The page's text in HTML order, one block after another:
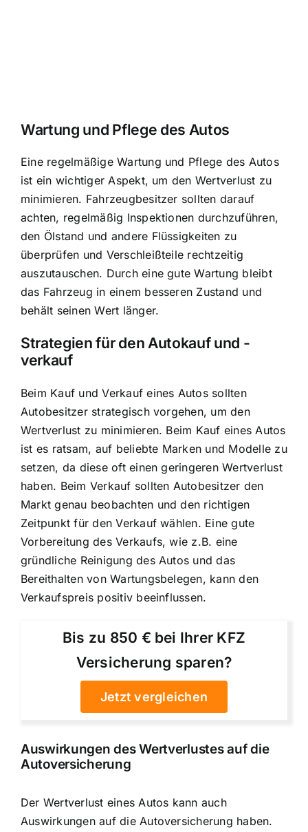
Wartung und Pflege des Autos
Eine regelmäßige Wartung und Pflege des Autos
ist ein wichtiger Aspekt, um den Wertverlust zu
minimieren. Fahrzeugbesitzer sollten darauf
achten, regelmäßig Inspektionen durchzuführen,
den Ölstand und andere Flüssigkeiten zu
überprüfen und Verschleißteile rechtzeitig
auszutauschen. Durch eine gute Wartung bleibt
das Fahrzeug in einem besseren Zustand und
behält seinen Wert länger.
Strategien für den Autokauf und -
verkauf
Beim Kauf und Verkauf eines Autos sollten
Autobesitzer strategisch vorgehen, um den
Wertverlust zu minimieren. Beim Kauf eines Autos
ist es ratsam, auf beliebte Marken und Modelle zu
setzen, da diese oft einen geringeren Wertverlust
haben. Beim Verkauf sollten Autobesitzer den
Markt genau beobachten und den richtigen
Zeitpunkt für den Verkauf wählen. Eine gute
Vorbereitung des Verkaufs, wie z.B. eine
gründliche Reinigung des Autos und das
Bereithalten von Wartungsbelegen, kann den
Verkaufspreis positiv beeinflussen.
Bis zu 850 € bei Ihrer KFZ
Versicherung sparen?
Jetzt vergleichen
Auswirkungen des Wertverlustes auf die
Autoversicherung
Der Wertverlust eines Autos kann auch
Auswirkungen auf die Autoversicherung haben.